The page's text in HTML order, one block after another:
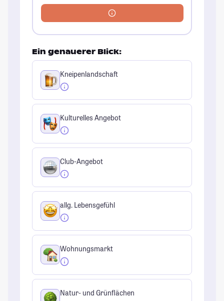
Ein genauerer Blick:
Kneipenlandschaft
Kulturelles Angebot
Club-Angebot
allg. Lebensgefühl
Wohnungsmarkt
Natur- und Grünflächen